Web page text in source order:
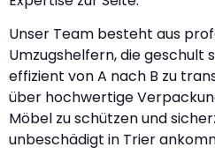
Unser Team besteht aus
Umzugshelfern, die geschult
effizient von A nach B zu
über hochwertige
Möbel zu schützen und
unbeschädigt in Trier